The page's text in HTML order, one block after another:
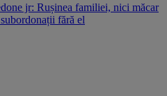
jr: Rușinea familiei, nici măcar
fără el